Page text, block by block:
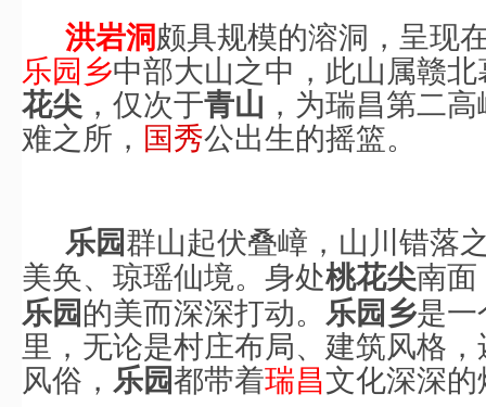
洪岩洞颇具规模的溶洞，呈现
乐园乡中部大山之中，此山属赣
花尖，仅次于青山 ，为瑞昌第二
难之所， 国秀公出生的摇篮。
乐园群山起伏叠嶂，山川错落
美奂、琼瑶仙境。身处桃花尖南面
乐园的美而深深打动。 乐园乡是
里，无论是村庄布局、建筑风格
风俗， 乐园都带着瑞昌文化深深